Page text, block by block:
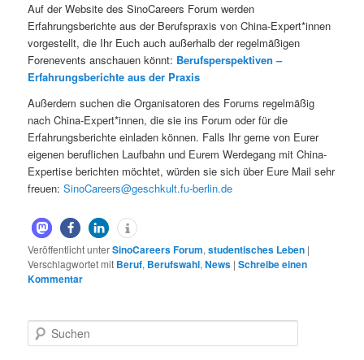
Auf der Website des SinoCareers Forum werden
Erfahrungsberichte aus der Berufspraxis von China-Expert*innen
vorgestellt, die Ihr Euch auch außerhalb der regelmäßigen
Forenevents anschauen könnt: Berufsperspektiven –
Erfahrungsberichte aus der Praxis
Außerdem suchen die Organisatoren des Forums regelmäßig
nach China-Expert*innen, die sie ins Forum oder für die
Erfahrungsberichte einladen können. Falls Ihr gerne von Eurer
eigenen beruflichen Laufbahn und Eurem Werdegang mit China-
Expertise berichten möchtet, würden sie sich über Eure Mail sehr
freuen:SinoCareers@geschkult.fu-berlin.de
Veröffentlicht unterSinoCareers Forum,studentisches Leben |
Verschlagwortet mit Beruf, Berufswahl,News |Schreibe einen
Kommentar
u